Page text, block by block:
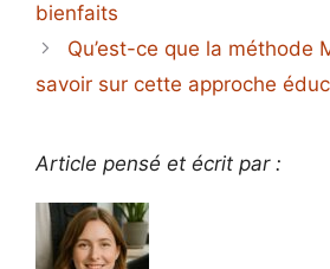
bienfaits
Qu’est-ce que la méthode
savoir sur cette approche
Article pensé et écrit par :